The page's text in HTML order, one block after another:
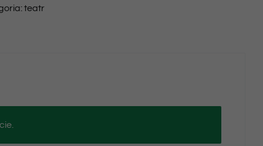
07/03/2026
teatr